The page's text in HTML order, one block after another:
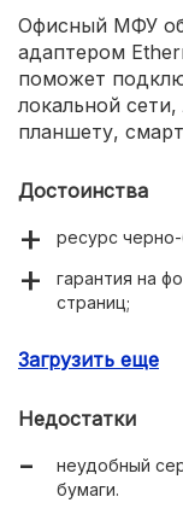
Офисный МФУ
адаптером
поможет
локальной
планшету,
Достоинства
ресурс
гарантия на
страниц;
высокое
удобный
Загрузить еще
Недостатки
неудобный
бумаги.